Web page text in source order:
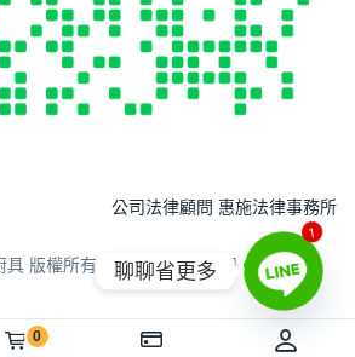
0
版權所有 請勿任意下載引用。
公司法律顧問 惠施法律事務所
1
聊聊省更多